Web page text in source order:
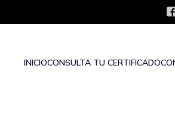
INICIOCONSULTA TU CERTIFICADO